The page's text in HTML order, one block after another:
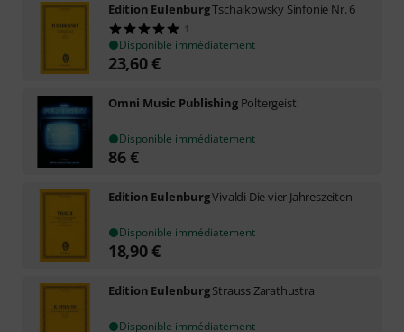
Edition EulenburgTschaikowsky Sinfonie Nr. 6
1
Disponible immédiatement
23,60€
Omni Music Publishing Poltergeist
Disponible immédiatement
86€
Edition EulenburgVivaldi Die vier Jahreszeiten
Disponible immédiatement
18,90€
Edition EulenburgStrauss Zarathustra
Disponible immédiatement